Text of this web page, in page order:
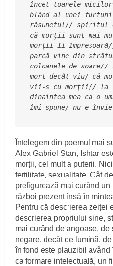
încet toanele
blând al unei
răsunetul// spiritul
că morții sunt mai
morții îi
parcă vine din
coloanele de
mort decât viu/ că
vii-s cu morții// la
dinaintea mea ca o
îmi spune/ nu e
Înțelegem din poemul mai
Alex Gabriel Stan, Ishtar
morții, cel mult a puterii.
fertilitate, sexualitate. Cât
prefigurează mai curând
război prezent însă în
Pentru că descrierea zeiței
descrierea propriului sine,
mai curând de angoase, de
negare, decât de lumină,
în fond este plauzibil având
ca formare intelectuală, un